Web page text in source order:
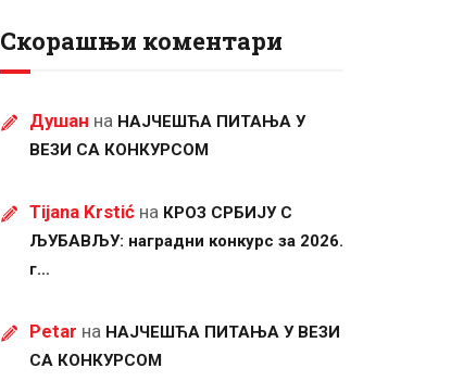
Скорашњи коментари
Душан на НАЈЧЕШЋА ПИТАЊА У
ВЕЗИ СА КОНКУРСОМ
Tijana Krstić на КРОЗ СРБИЈУ С
ЉУБАВЉУ: наградни конкурс за 2026.
г…
Petar на НАЈЧЕШЋА ПИТАЊА У ВЕЗИ
СА КОНКУРСОМ